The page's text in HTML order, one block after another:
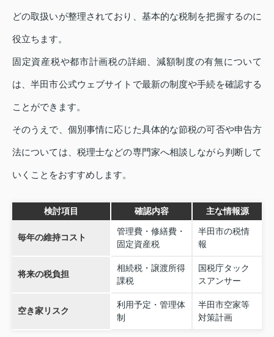
どの取扱いが整理されており、基本的な税制を把握するのに
役立ちます。
固定資産税や都市計画税の詳細、減額制度の有無について
は、半田市公式ウェブサイトで最新の制度や手続を確認する
ことができます。
そのうえで、個別事情に応じた具体的な節税の可否や申告方
法については、税理士などの専門家へ相談しながら判断して
いくことをおすすめします。
検討項目 確認内容 主な情報源
毎年の維持コスト
管理費・修繕費・
固定資産税
半田市の税情
報
将来の税負担
相続税・譲渡所得
課税
国税庁タック
スアンサー
空き家リスク
利用予定・管理体
制
半田市空家等
対策計画